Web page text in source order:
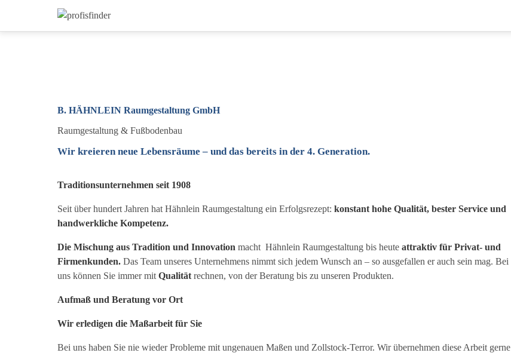
B. HÄHNLEIN Raumgestaltung GmbH
Raumgestaltung & Fußbodenbau
Wir kreieren neue Lebensräume – und das bereits in der 4. Generation.
Traditionsunternehmen seit 1908
Seit über hundert Jahren hat Hähnlein Raumgestaltung ein Erfolgsrezept: konstant hohe Qualität, bester Service und
handwerkliche Kompetenz.
Die Mischung aus Tradition und Innovation macht Hähnlein Raumgestaltung bis heute attraktiv für Privat- und
Firmenkunden. Das Team unseres Unternehmens nimmt sich jedem Wunsch an – so ausgefallen er auch sein mag. Bei
uns können Sie immer mit Qualität rechnen, von der Beratung bis zu unseren Produkten.
Aufmaß und Beratung vor Ort
Wir erledigen die Maßarbeit für Sie
Bei uns haben Sie nie wieder Probleme mit ungenauen Maßen und Zollstock-Terror. Wir übernehmen diese Arbeit gerne